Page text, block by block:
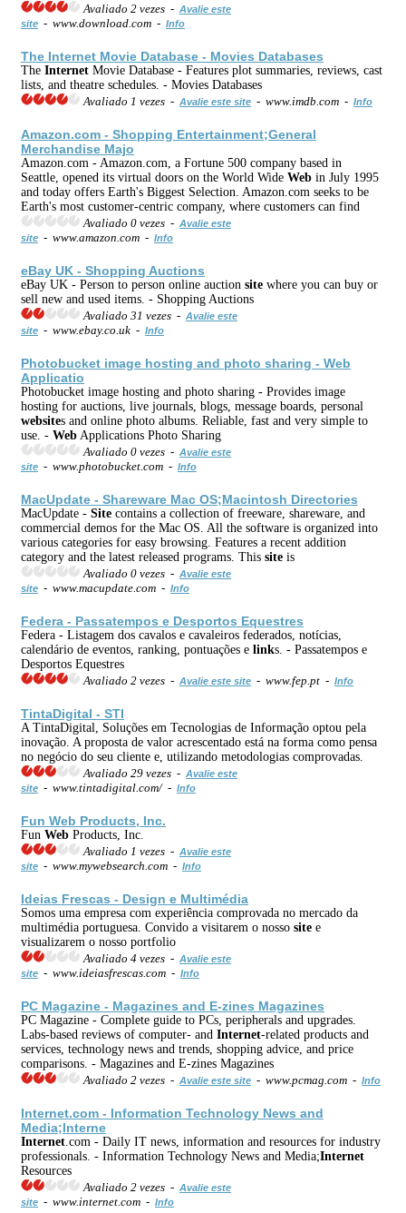
Avaliado 2 vezes - Avalie este
site - www.download.com - Info
The Internet Movie Database - Movies Databases
The Internet Movie Database - Features plot summaries, reviews, cast
lists, and theatre schedules. - Movies Databases
Avaliado 1 vezes - Avalie este site - www.imdb.com - Info
Amazon.com - Shopping Entertainment;General
Merchandise Majo
Amazon.com - Amazon.com, a Fortune 500 company based in
Seattle, opened its virtual doors on the World Wide Web in July 1995
and today offers Earth's Biggest Selection. Amazon.com seeks to be
Earth's most customer-centric company, where customers can find
Avaliado 0 vezes - Avalie este
site - www.amazon.com - Info
eBay UK - Shopping Auctions
eBay UK - Person to person online auction site where you can buy or
sell new and used items. - Shopping Auctions
Avaliado 31 vezes - Avalie este
site - www.ebay.co.uk - Info
Photobucket image hosting and photo sharing - Web
Applicatio
Photobucket image hosting and photo sharing - Provides image
hosting for auctions, live journals, blogs, message boards, personal
websites and online photo albums. Reliable, fast and very simple to
use. - Web Applications Photo Sharing
Avaliado 0 vezes - Avalie este
site - www.photobucket.com - Info
MacUpdate - Shareware Mac OS;Macintosh Directories
MacUpdate - Site contains a collection of freeware, shareware, and
commercial demos for the Mac OS. All the software is organized into
various categories for easy browsing. Features a recent addition
category and the latest released programs. This site is
Avaliado 0 vezes - Avalie este
site - www.macupdate.com - Info
Federa - Passatempos e Desportos Equestres
Federa - Listagem dos cavalos e cavaleiros federados, notícias,
calendário de eventos, ranking, pontuações e links. - Passatempos e
Desportos Equestres
Avaliado 2 vezes - Avalie este site - www.fep.pt - Info
TintaDigital - STI
A TintaDigital, Soluções em Tecnologias de Informação optou pela
inovação. A proposta de valor acrescentado está na forma como pensa
no negócio do seu cliente e, utilizando metodologias comprovadas.
Avaliado 29 vezes - Avalie este
site - www.tintadigital.com/ - Info
Fun Web Products, Inc.
Fun Web Products, Inc.
Avaliado 1 vezes - Avalie este
site - www.mywebsearch.com - Info
Ideias Frescas - Design e Multimédia
Somos uma empresa com experiência comprovada no mercado da
multimédia portuguesa. Convido a visitarem o nosso site e
visualizarem o nosso portfolio
Avaliado 4 vezes - Avalie este
site - www.ideiasfrescas.com - Info
PC Magazine - Magazines and E-zines Magazines
PC Magazine - Complete guide to PCs, peripherals and upgrades.
Labs-based reviews of computer- and Internet-related products and
services, technology news and trends, shopping advice, and price
comparisons. - Magazines and E-zines Magazines
Avaliado 2 vezes - Avalie este site - www.pcmag.com - Info
Internet.com - Information Technology News and
Media;Interne
Internet .com - Daily IT news, information and resources for industry
professionals. - Information Technology News and Media;Internet
Resources
Avaliado 2 vezes - Avalie este
site - www.internet.com - Info